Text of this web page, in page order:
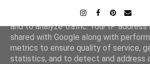
This site uses cookies from Google
and to analyze traffic. Your IP address
shared with Google along with
metrics to ensure quality of service,
statistics, and to detect and address